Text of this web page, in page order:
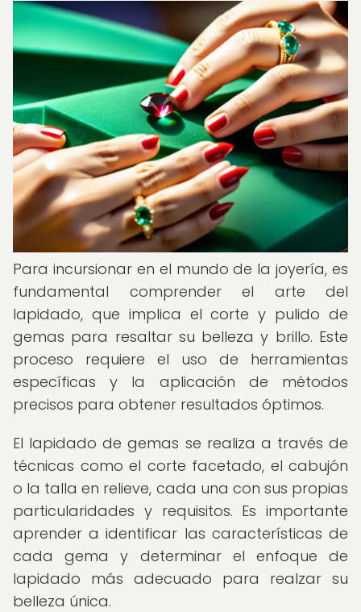
Para incursionar en el mundo de la joyería, es
fundamental comprender el arte del
lapidado, que implica el corte y pulido de
gemas para resaltar su belleza y brillo. Este
proceso requiere el uso de herramientas
específicas y la aplicación de métodos
precisos para obtener resultados óptimos.
El lapidado de gemas se realiza a través de
técnicas como el corte facetado, el cabujón
o la talla en relieve, cada una con sus propias
particularidades y requisitos. Es importante
aprender a identificar las características de
cada gema y determinar el enfoque de
lapidado más adecuado para realzar su
belleza única.